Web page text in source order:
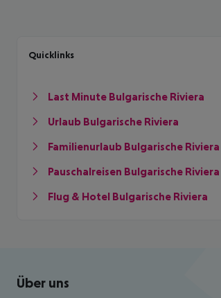
Quicklinks
Last Minute Bulgarische Riviera
Urlaub Bulgarische Riviera
Familienurlaub Bulgarische Riviera
Pauschalreisen Bulgarische Riviera
Flug & Hotel Bulgarische Riviera
Footer navigation
Über uns